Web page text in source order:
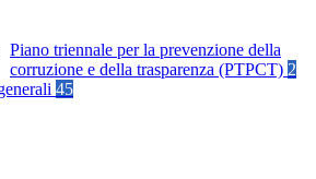
Piano triennale per la prevenzione della
corruzione e della trasparenza (PTPCT) 2
45